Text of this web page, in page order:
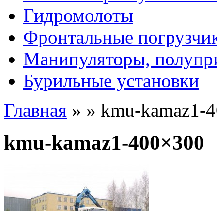
Гидромолоты
Фронтальные
Манипуляторы,
Бурильные установки
Главная » » kmu-kamaz1-
kmu-kamaz1-400×300